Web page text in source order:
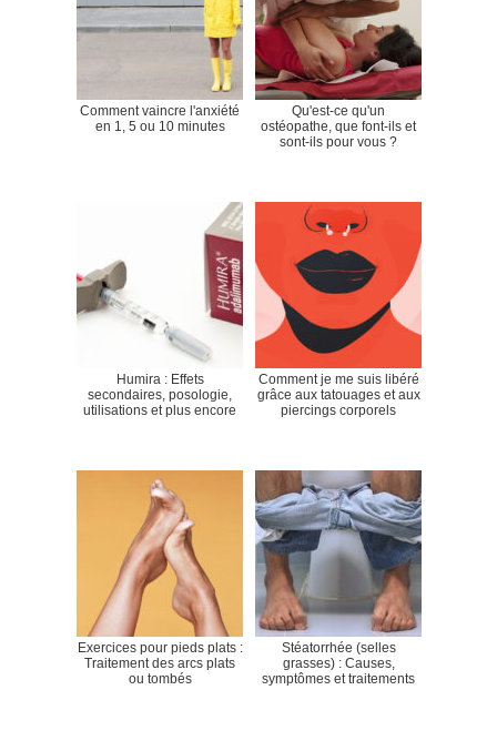
Comment vaincre l'anxiété
en 1, 5 ou 10 minutes
Qu'est-ce qu'un
ostéopathe, que font-ils et
sont-ils pour vous ?
Humira : Effets
secondaires, posologie,
utilisations et plus encore
Comment je me suis libéré
grâce aux tatouages et aux
piercings corporels
Exercices pour pieds plats :
Traitement des arcs plats
ou tombés
Stéatorrhée (selles
grasses) : Causes,
symptômes et traitements